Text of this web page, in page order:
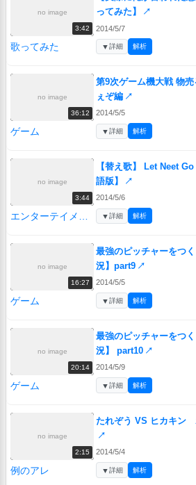
no image
3:42
ってみた】
↗
2014/5/7
歌ってみた ▼詳細 解析
no image
36:12
第9次ゲーム機大戦 物
ぇぞ編 ↗
2014/5/5
ゲーム ▼詳細 解析
no image
3:44
【替え歌】 Let Neet
語版】
↗
2014/5/6
▼詳細 解析
no image
16:27
最強のピッチャーをつ
況】part9 ↗
2014/5/5
ゲーム ▼詳細 解析
no image
20:14
最強のピッチャーをつ
況】 part10 ↗
2014/5/9
ゲーム ▼詳細 解析
no image
2:15
たれぞう VS ヒカキン
↗
2014/5/4
例のアレ ▼詳細 解析